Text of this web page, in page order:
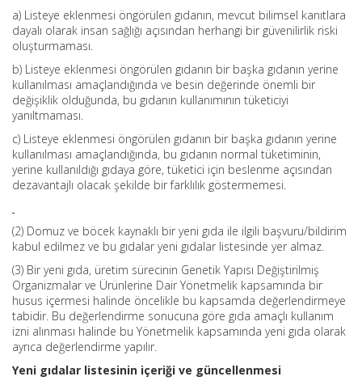
a) Listeye eklenmesi öngörülen gıdanın, mevcut bilimsel kanıtlara
dayalı olarak insan sağlığı açısından herhangi bir güvenilirlik riski
oluşturmaması.
b) Listeye eklenmesi öngörülen gıdanın bir başka gıdanın yerine
kullanılması amaçlandığında ve besin değerinde önemli bir
değişiklik olduğunda, bu gıdanın kullanımının tüketiciyi
yanıltmaması.
c) Listeye eklenmesi öngörülen gıdanın bir başka gıdanın yerine
kullanılması amaçlandığında, bu gıdanın normal tüketiminin,
yerine kullanıldığı gıdaya göre, tüketici için beslenme açısından
dezavantajlı olacak şekilde bir farklılık göstermemesi.
(2) Domuz ve böcek kaynaklı bir yeni gıda ile ilgili başvuru/bildirim
kabul edilmez ve bu gıdalar yeni gıdalar listesinde yer almaz.
(3) Bir yeni gıda, üretim sürecinin Genetik Yapısı Değiştirilmiş
Organizmalar ve Ürünlerine Dair Yönetmelik kapsamında bir
husus içermesi halinde öncelikle bu kapsamda değerlendirmeye
tabidir. Bu değerlendirme sonucuna göre gıda amaçlı kullanım
izni alınması halinde bu Yönetmelik kapsamında yeni gıda olarak
ayrıca değerlendirme yapılır.
Yeni gıdalar listesinin içeriği ve güncellenmesi